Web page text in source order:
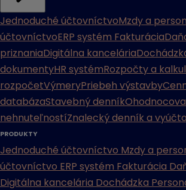
Jednoduché účtovníctvoMzdy a
účtovníctvoERP systém Fakturácia
priznaniaDigitálna kancelária
dokumentyHR systémRozpočty a
rozpočetVýmeryPriebeh výstavby
databázaStavebný denník
nehnuteľnostíZnalecký denník a
PRODUKTY
Jednoduché účtovníctvo Mzdy a
účtovníctvo ERP systém Fakturácia
Digitálna kancelária Dochádzka